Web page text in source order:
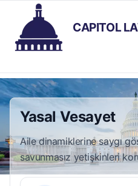
CAPITOL
Yasal Vesayet
Aile dinamiklerine saygı
savunmasız yetişkinleri